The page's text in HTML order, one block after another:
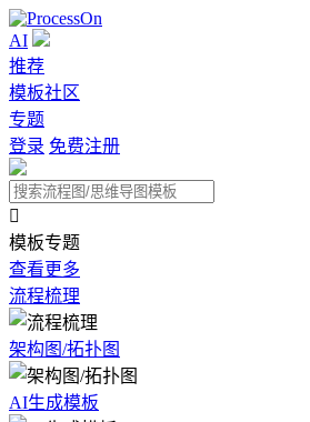
AI
推荐
模板社区
专题
登录 免费注册

模板专题
查看更多
流程梳理
架构图/拓扑图
AI生成模板